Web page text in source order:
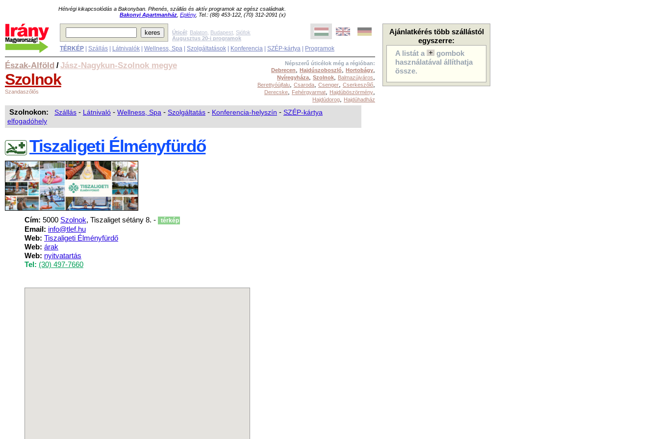
Hétvégi kikapcsolódás a Bakonyban. Pihenés, szállás és aktív programok az egész családnak.
Bakonyi Apartmanház Eplény, Tel.: (88) 453-122, (70) 312-2091 (x)
Ajánlatkérés több szállástól
egyszerre:
A listát a
gombok
használatával állíthatja
össze.
Úticél: Balaton Budapest Siófok
Augusztus 20-i programok
TÉRKÉP Szállás Látnivalók Wellness, Spa Szolgáltatások Konferencia SZÉP-kártya Programok
Népszerű úticélok még a régióban:
Debrecen, Hajdúszoboszló, Hortobágy,
Nyíregyháza, Szolnok, Balmazújváros,
Berettyóújfalu, Csaroda, Csenger, Cserkeszőlő,
Derecske, Fehérgyarmat, Hajdúböszörmény,
Hajdúdorog, Hajdúhadház
Észak-Alföld /Jász-Nagykun-Szolnok megye
Szolnok
Szandaszőlős
Szolnokon: Szállás - Látnivaló - Wellness, Spa - Szolgáltatás - Konferencia-helyszín - SZÉP-kártya
elfogadóhely
Tiszaligeti Élményfürdő
Cím: 5000 Szolnok, Tiszaliget sétány 8. - térkép
Email: info@tlef.hu
Web: Tiszaligeti Élményfürdő
Web: árak
Web: nyitvatartás
Tel: (30) 497-7660